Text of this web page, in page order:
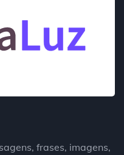
frases, imagens,